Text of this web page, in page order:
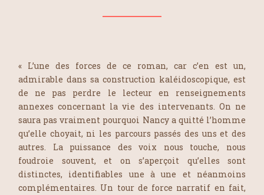
« L’une des forces de ce roman, car c’en est un,
admirable dans sa construction kaléidoscopique, est
de ne pas perdre le lecteur en renseignements
annexes concernant la vie des intervenants. On ne
saura pas vraiment pourquoi Nancy a quitté l’homme
qu’elle choyait, ni les parcours passés des uns et des
autres. La puissance des voix nous touche, nous
foudroie souvent, et on s’aperçoit qu’elles sont
distinctes, identifiables une à une et néanmoins
complémentaires. Un tour de force narratif en fait,